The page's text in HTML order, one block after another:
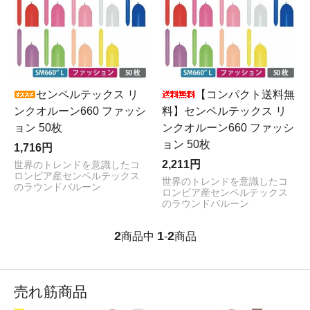
センペルテックス リ
ンクオルーン660 ファッシ
ョン 50枚
1,716円
世界のトレンドを意識したコ
ロンビア産センペルテックス
のラウンドバルーン
【コンパクト送料無
料】センペルテックス リ
ンクオルーン660 ファッシ
ョン 50枚
2,211円
世界のトレンドを意識したコ
ロンビア産センペルテックス
のラウンドバルーン
2商品中 1-2商品
売れ筋商品